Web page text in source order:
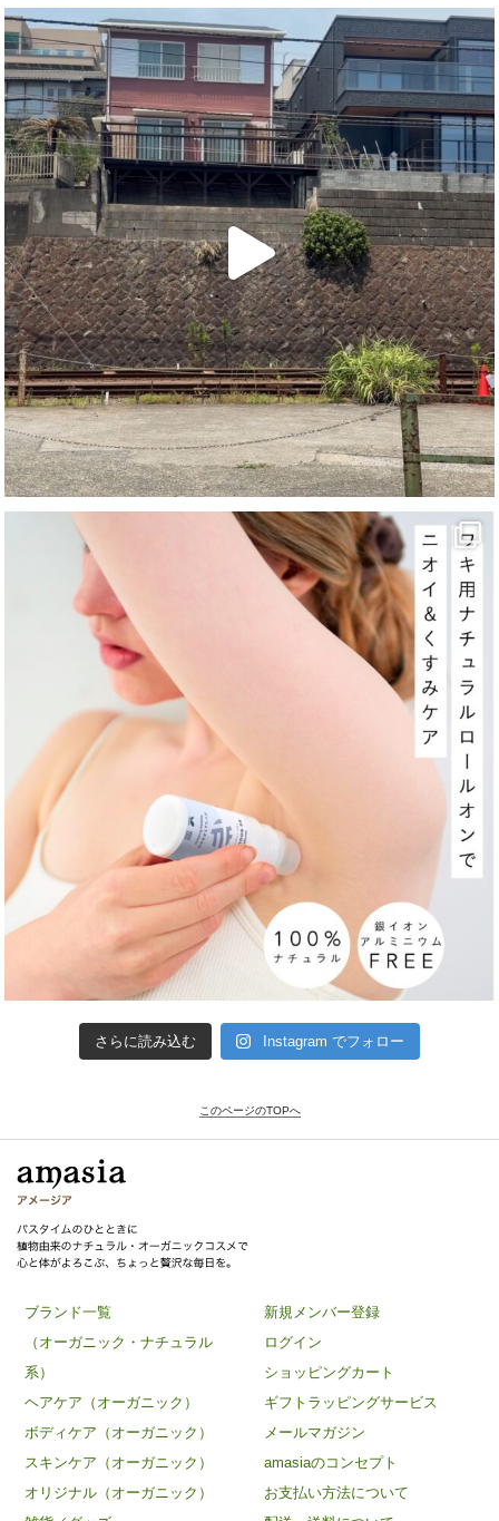
さらに読み込む Instagram でフォロー
このページのTOPへ
ブランド一覧
（オーガニック・ナチュラル
系）
ヘアケア（オーガニック）
ボディケア（オーガニック）
スキンケア（オーガニック）
オリジナル（オーガニック）
新規メンバー登録
ログイン
ショッピングカート
ギフトラッピングサービス
メールマガジン
amasiaのコンセプト
お支払い方法について